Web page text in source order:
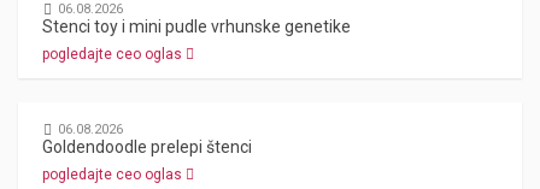
06.08.2026
Stenci toy i mini pudle vrhunske genetike
pogledajte ceo oglas
06.08.2026
Goldendoodle prelepi štenci
pogledajte ceo oglas